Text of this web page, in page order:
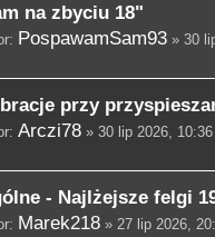
na zbyciu 18"
PospawamSam93» 30
przy
Arczi78» 30 lip 2026,
- Najlżejsze felgi
Marek218» 27 lip 2026,